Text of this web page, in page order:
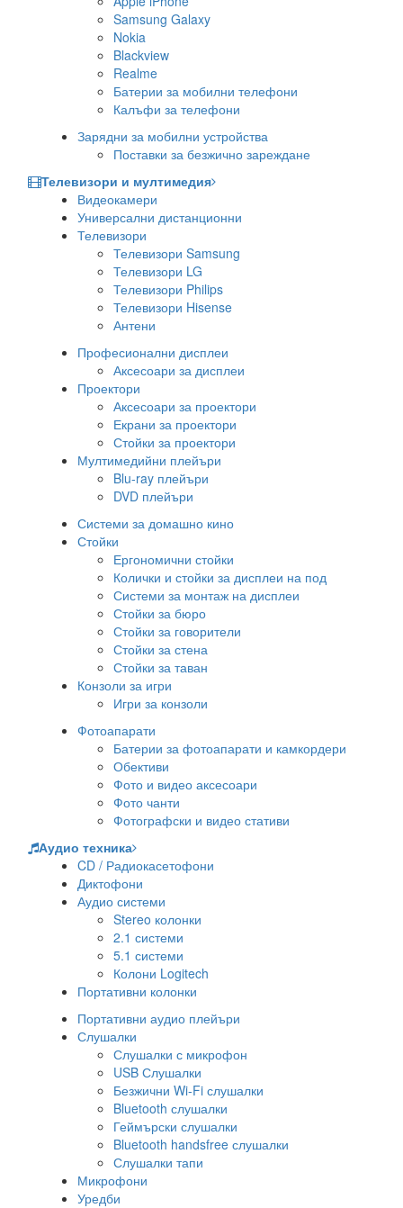
Samsung Galaxy
Nokia
Blackview
Realme
Батерии за мобилни телефони
Калъфи за телефони
Зарядни за мобилни устройства
Поставки за безжично зареждане
Телевизори и мултимедия
Видеокамери
Универсални дистанционни
Телевизори
Телевизори Samsung
Телевизори LG
Телевизори Philips
Телевизори Hisense
Антени
Професионални дисплеи
Аксесоари за дисплеи
Проектори
Аксесоари за проектори
Екрани за проектори
Стойки за проектори
Мултимедийни плейъри
Blu-ray плейъри
DVD плейъри
Системи за домашно кино
Стойки
Ергономични стойки
Колички и стойки за дисплеи на под
Системи за монтаж на дисплеи
Стойки за бюро
Стойки за говорители
Стойки за стена
Стойки за таван
Конзоли за игри
Игри за конзоли
Фотоапарати
Батерии за фотоапарати и камкордери
Обективи
Фото и видео аксесоари
Фото чанти
Фотографски и видео стативи
Аудио техника
CD / Радиокасетофони
Диктофони
Аудио системи
Stereo колонки
2.1 системи
5.1 системи
Колони Logitech
Портативни колонки
Портативни аудио плейъри
Слушалки
Слушалки с микрофон
USB Слушалки
Безжични Wi-Fi слушалки
Bluetooth слушалки
Геймърски слушалки
Bluetooth handsfree слушалки
Слушалки тапи
Микрофони
Уредби